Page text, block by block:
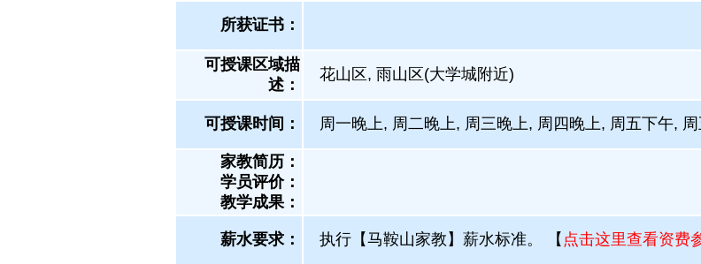
所获证书 ：
可授课区域描
述：
花山区, 雨山区(大学城附近)
可授课时间： 周一晚上, 周二晚上, 周三晚上, 周四晚上, 周五下午,
家教简历：
学员评价：
教学成果：
薪水要求： 执行【马鞍山家教】薪水标准。 【 点击这里查看资费